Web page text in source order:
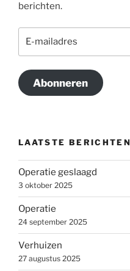
berichten.
Abonneren
LAATSTE BERICHTEN
Operatie geslaagd
3 oktober 2025
Operatie
24 september 2025
Verhuizen
27 augustus 2025